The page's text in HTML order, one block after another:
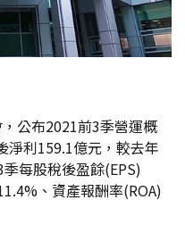
公布2021前3季營運概
淨利159.1億元，較去年
每股稅後盈餘(EPS)
、資產報酬率(ROA)